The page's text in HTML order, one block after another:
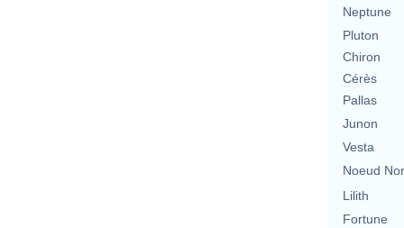
Neptune
Pluton
Chiron
Cérès
Pallas
Junon
Vesta
Noeud
Lilith
Fortune